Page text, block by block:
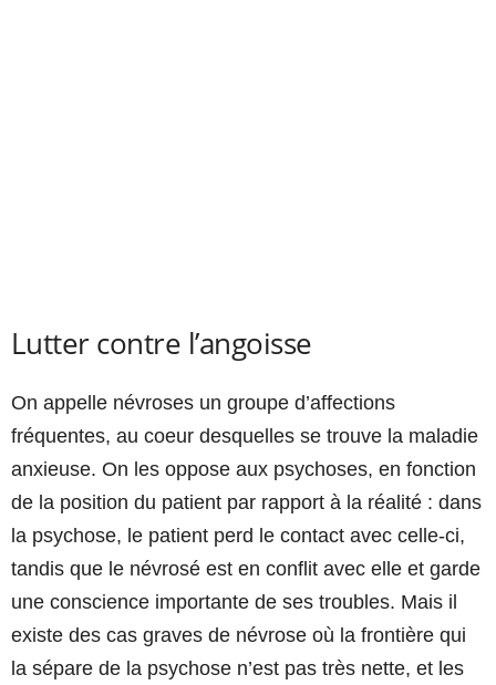
Lutter contre l’angoisse
On appelle névroses un groupe d’affections
fréquentes, au coeur desquelles se trouve la maladie
anxieuse. On les oppose aux psychoses, en fonction
de la position du patient par rapport à la réalité : dans
la psychose, le patient perd le contact avec celle-ci,
tandis que le névrosé est en conflit avec elle et garde
une conscience importante de ses troubles. Mais il
existe des cas graves de névrose où la frontière qui
la sépare de la psychose n’est pas très nette, et les